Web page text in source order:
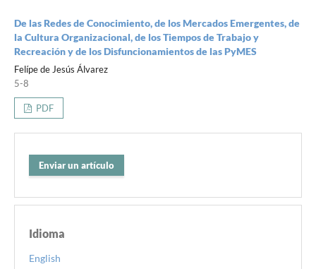
De las Redes de Conocimiento, de los Mercados Emergentes, de
la Cultura Organizacional, de los Tiempos de Trabajo y
Recreación y de los Disfuncionamientos de las PyMES
Felípe de Jesús Álvarez
5-8
PDF
Enviar un artículo
Idioma
English